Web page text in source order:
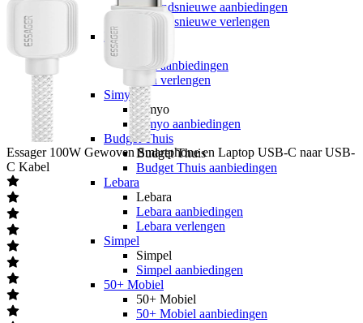
hollandsnieuwe aanbiedingen
hollandsnieuwe verlengen
Ben
Ben aanbiedingen
Ben verlengen
Simyo
Simyo
Simyo aanbiedingen
Budget Thuis
Budget Thuis
Budget Thuis aanbiedingen
Lebara
Lebara
Lebara aanbiedingen
Lebara verlengen
Simpel
Simpel
Simpel aanbiedingen
50+ Mobiel
50+ Mobiel
50+ Mobiel aanbiedingen
Essager 100W Gewoven Smartphone en Laptop USB-C naar USB-
C Kabel